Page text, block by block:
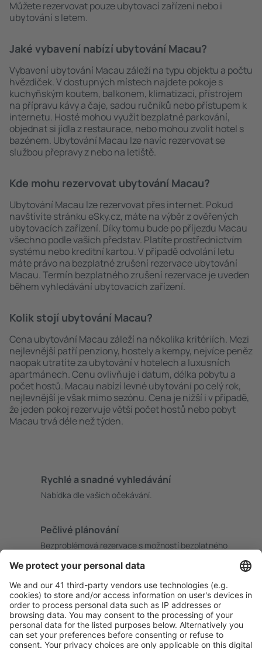
Můžete rezervovat pouze ubytovací zařízení nebo i
ubytování s letem.
Jaké vybavení nabízí ubytování Macau?
Vybavení ubytování Macau záleží na typu objektu a počtu
hvězdiček. V dostupných místech najdete pokoje s
kuchyňským koutem, balkonem, klimatizací, přístrojem
na přípravu kávy a čaje, sadou ručníků nebo přístupem k
internetu. Hosté mohou využít bezplatné parkování,
objednat si jídla z restaurace, nebo mohou zvolit hotel s
bazénem. Ubytování Macau lze navíc rezervovat se
službou přepravy z nebo na letiště.
Kde mohu rezervovat ubytování Macau?
Ubytování Macau lze rezervovat přes internet. Pokud
navštívíte stránku eSky.cz, máte na výběr z ověřených
ubytovacích zařízení. Díky tomu bude po příjezdu Macau
všechno podle vašich představ. Platíte prostřednictvím
systému nebo kreditní kartou. V případě odvolání letu
máte právo na bezplatné zrušení rezervace ubytování
Macau. Termín bezplatného zrušení rezervace je uveden
během vyhledávání ubytovacích zařízení.
Kolik stojí ubytování Macau?
Cena ubytování Macau záleží na několika kritériích. Mezi
nejlevnější patří penziony, hostely a kempy, nejvíce peněz
naopak utratíte za ubytování v hotelech a luxusních
apartmánech. Cenu ovlivňuje i datum, délka pobytu a
počet hostů. Macau nabízí levné ubytování po celý rok,
nejlevnější je však mimo sezónu. Cena je nižší i v případě,
že jeden pokoj rezervuje větší počet hostů nebo pobyt
Macau trvá déle než týden.
Rychlé a snadné vyhledávání
Nabídka dle vašich očekávání.
Pečlivé plánování
Bezproblémová rezervace s možností bezplatného
S námi ušetříte
Atraktivní ceny a speciální nabídky pro přihlášené
uživatele.
Ubytování dle vašeho gusta